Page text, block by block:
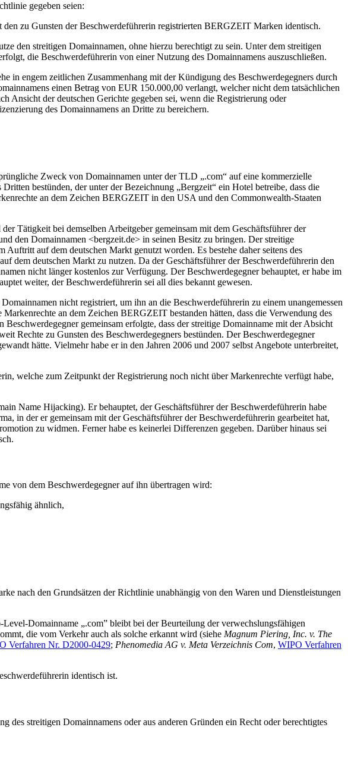
gegeben seien:
zu Gunsten der Beschwerdeführerin registrierten BERGZEIT Marken identisch.
den streitigen Domainnamen, ohne hierzu berechtigt zu sein. Unter dem streitigen
die Beschwerdeführerin von einer Nutzung des Domainnamens auszuschließen.
in engem zeitlichen Zusammenhang mit der Kündigung des Beschwerdegegners durch
einen Betrag von EUR 150.000,00 verlangt, welcher nicht dem tatsächlichen
Ansicht der deutschen Gerichte gegeben sei, wenn die Registrierung oder
des Domainnamens an Dritte zu bereichern.
Zweck von Domainnamen unter der TLD „.com“ auf eine kommerzielle
bestünden, der unter der Bezeichnung „Bergzeit“ ein Hotel betreibe, dass die
an dem Zeichen BERGZEIT in den USA und den Commonwealth-Staaten
Tätigkeit bei demselben Arbeitgeber gemeinsam mit dem Geschäftsführer der
den Domainnamen <bergzeit.de> in seinen Besitz zu bringen. Der streitige
auf dem deutschen Markt genutzt worden. Es bestehe daher seitens des
dem deutschen Markt zu nutzen. Da der Geschäftsführer der Beschwerdeführerin den
nicht länger kostenlos zur Verfügung. Der Beschwerdegegner behauptet, er habe im
weiter, der Beschwerdeführerin sei all dies bekannt gewesen.
nicht registriert, um ihn an die Beschwerdeführerin zu einem unangemessen
an dem Zeichen BERGZEIT bestanden hätten, dass die Verwendung des
gemeinsam erfolgte, dass der streitige Domainname mit der Absicht
Rechte zu Gunsten des Beschwerdegegners bestünden. Der Beschwerdegegner
hätte. Vielmehr habe er in den Jahren 2006 und 2007 selbst Angebote unterbreitet,
welche zum Zeitpunkt der Registrierung noch nicht über Markenrechte verfügt habe,
Name Hijacking). Er behauptet, der Geschäftsführer der Beschwerdeführerin habe
in der er gemeinsam mit der Geschäftsführer der Beschwerdeführerin gearbeitet hat,
zu widmen. Ferner habe es keinerlei Differenzen gegeben. Darüber hinaus sei
von dem Beschwerdegegner auf ihn übertragen wird:
ähnlich,
nach den Grundsätzen der Richtlinie unabhängig von den Waren und Dienstleistungen
Domainname „.com” bleibt bei der Beurteilung der verwechslungsfähigen
die vom Verkehr auch als solche erkannt wird (siehe Magnum Piering, Inc. v. The
Verfahren Nr. D2000-0429; Phenomedia AG v. Meta Verzeichnis Com, WIPO Verfahren
identisch ist.
des streitigen Domainnamens oder aus anderen Gründen ein Recht oder berechtigtes